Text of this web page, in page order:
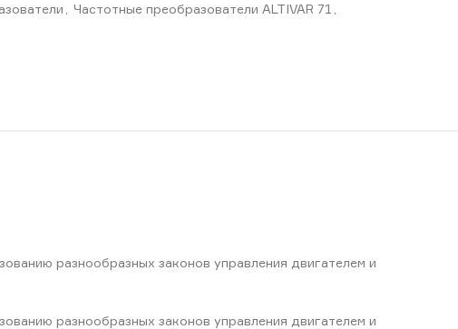
Частотные преобразователи ALTIVAR 71
разнообразных законов управления двигателем и
разнообразных законов управления двигателем и